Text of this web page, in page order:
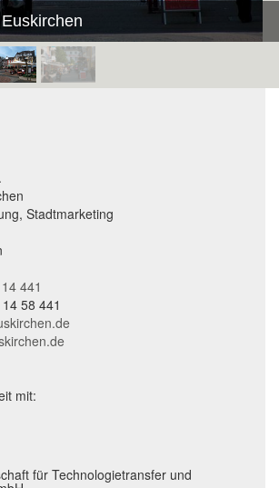
Stadtmarketing
441
58 441
mit:
für Technologietransfer und